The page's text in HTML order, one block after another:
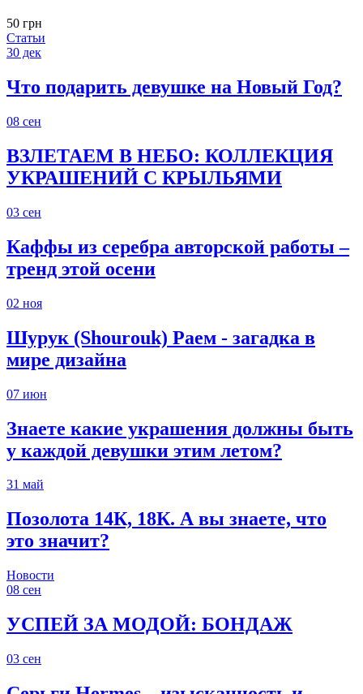
50 грн
Статьи
30 дек
Что подарить девушке на Новый Год?
08 сен
ВЗЛЕТАЕМ В НЕБО: КОЛЛЕКЦИЯ
УКРАШЕНИЙ С КРЫЛЬЯМИ
03 сен
Каффы из серебра авторской работы –
тренд этой осени
02 ноя
Шурук (Shourouk) Раем - загадка в
мире дизайна
07 июн
Знаете какие украшения должны быть
у каждой девушки этим летом?
31 май
Позолота 14К, 18К. А вы знаете, что
это значит?
Новости
08 сен
УСПЕЙ ЗА МОДОЙ: БОНДАЖ
03 сен